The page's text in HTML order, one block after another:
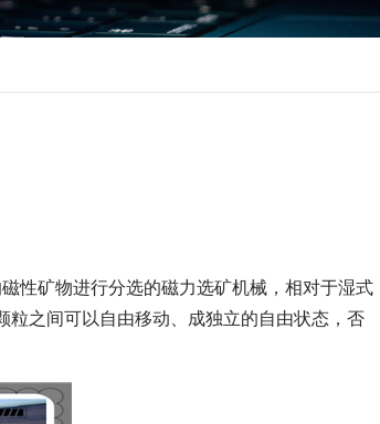
性矿物进行分选的磁力选矿机械，相对于湿式
之间可以自由移动、成独立的自由状态，否